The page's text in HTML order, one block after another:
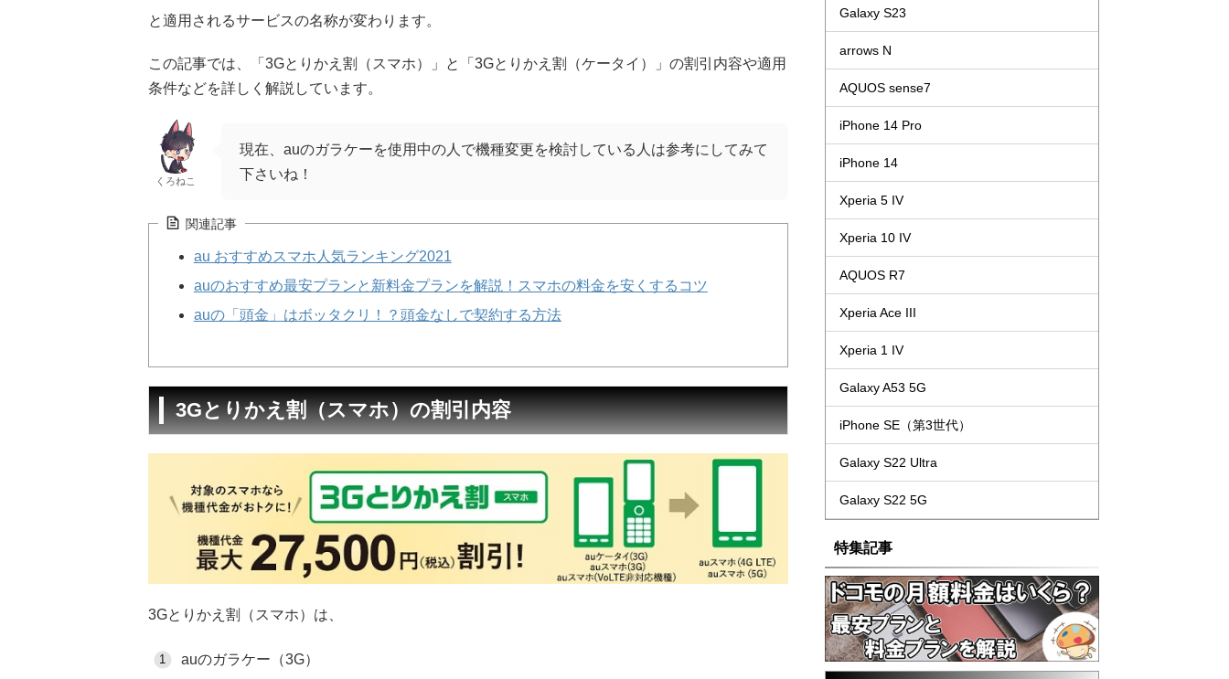
と適用されるサービスの名称が変わります。
この記事では、「3Gとりかえ割（スマホ）」と「3Gとりかえ割（ケータイ）」の割引内容や適用
条件などを詳しく解説しています。
くろねこ
現在、auのガラケーを使用中の人で機種変更を検討している人は参考にしてみて
下さいね！
関連記事
au おすすめスマホ人気ランキング2021
auのおすすめ最安プランと新料金プランを解説！スマホの料金を安くするコツ
auの「頭金」はボッタクリ！？頭金なしで契約する方法
3Gとりかえ割（スマホ）の割引内容
3Gとりかえ割（スマホ）は、
auのガラケー（3G）
Galaxy S23
arrows N
AQUOS sense7
iPhone 14 Pro
iPhone 14
Xperia 5 IV
Xperia 10 IV
AQUOS R7
Xperia Ace III
Xperia 1 IV
Galaxy A53 5G
iPhone SE（第3世代）
Galaxy S22 Ultra
Galaxy S22 5G
特集記事